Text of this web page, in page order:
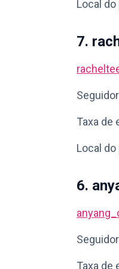
Local do
7.
Taxa de
Local do
6.
Taxa de